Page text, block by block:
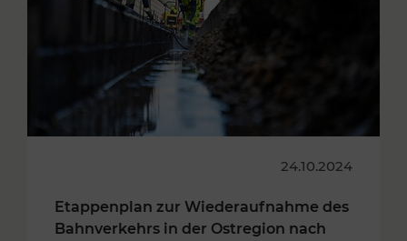
24.10.2024
Etappenplan zur Wiederaufnahme des
Bahnverkehrs in der Ostregion nach